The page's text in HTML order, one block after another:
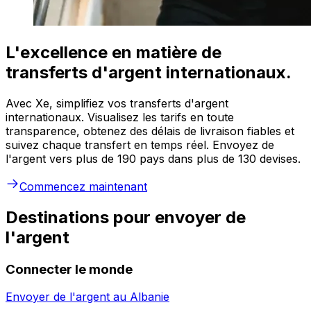
L'excellence en matière de
transferts d'argent internationaux.
Avec Xe, simplifiez vos transferts d'argent
internationaux. Visualisez les tarifs en toute
transparence, obtenez des délais de livraison fiables et
suivez chaque transfert en temps réel. Envoyez de
l'argent vers plus de 190 pays dans plus de 130 devises.
Commencez maintenant
Destinations pour envoyer de
l'argent
Connecter le monde
Envoyer de l'argent au Albanie